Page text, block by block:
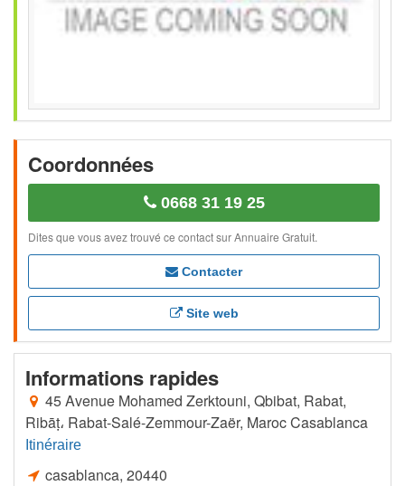
Coordonnées
0668 31 19 25
Dites que vous avez trouvé ce contact sur Annuaire Gratuit.
Contacter
Site web
Informations rapides
45 Avenue Mohamed Zerktouni, Qbibat, Rabat,
Ribāṭ، Rabat-Salé-Zemmour-Zaër, Maroc Casablanca
Itinéraire
casablanca, 20440